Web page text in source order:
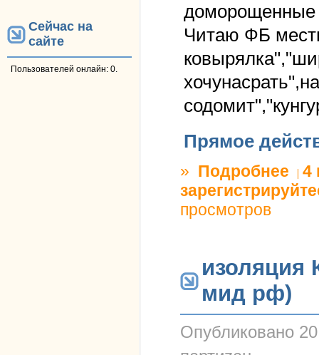
Сейчас на
сайте
Пользователей онлайн: 0.
доморощенные
Читаю ФБ
Прямое
» Подробнее о 4
просмотров
мид рф)
Опубликовано